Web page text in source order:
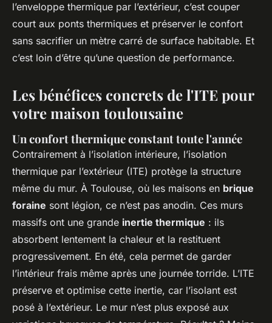
l’enveloppe thermique par l’extérieur, c’est couper
court aux ponts thermiques et préserver le confort
sans sacrifier un mètre carré de surface habitable. Et
c’est loin d’être qu’une question de performance.
Les bénéfices concrets de l'ITE pour
votre maison toulousaine
Un confort thermique constant toute l'année
Contrairement à l’isolation intérieure, l’isolation
thermique par l’extérieur (ITE) protège la structure
même du mur. À Toulouse, où les maisons en brique
foraine sont légion, ce n’est pas anodin. Ces murs
massifs ont une grande inertie thermique : ils
absorbent lentement la chaleur et la restituent
progressivement. En été, cela permet de garder
l’intérieur frais même après une journée torride. L’ITE
préserve et optimise cette inertie, car l’isolant est
posé à l’extérieur. Le mur n’est plus exposé aux